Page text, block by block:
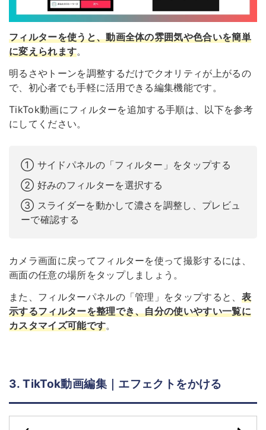
フィルターを使うと、動画全体の雰囲気や色合いを簡単
に変えられます。
明るさやトーンを調整するだけでクオリティが上がるの
で、初心者でも手軽に活用できる編集機能です。
TikTok動画にフィルターを追加する手順は、以下を参考
にしてください。
① サイドパネルの「フィルター」をタップする
② 好みのフィルターを選択する
③ スライダーを動かして濃さを調整し、プレビュ
ーで確認する
カメラ画面に戻ってフィルターを使って撮影するには、
画面の任意の場所をタップしましょう。
また、フィルターパネルの「管理」をタップすると、 表
示するフィルターを整理でき、自分の使いやすい一覧に
カスタマイズ可能です。
3. TikTok動画編集｜エフェクトをかける